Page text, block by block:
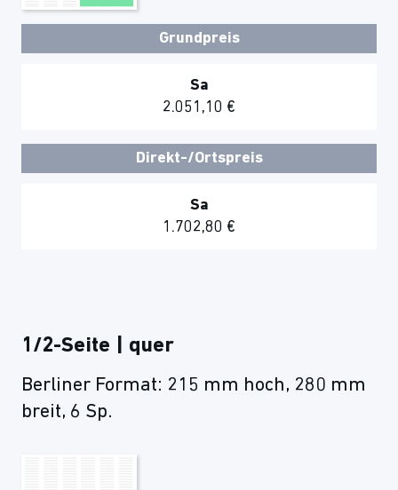
Grundpreis
Sa
2.051,10 €
Direkt-/Ortspreis
Sa
1.702,80 €
1/2-Seite | quer
Berliner Format: 215 mm hoch, 280 mm
breit, 6 Sp.